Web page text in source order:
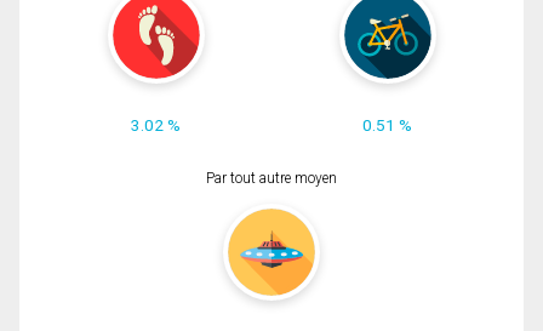
3.02 % 0.51 %
Par tout autre moyen